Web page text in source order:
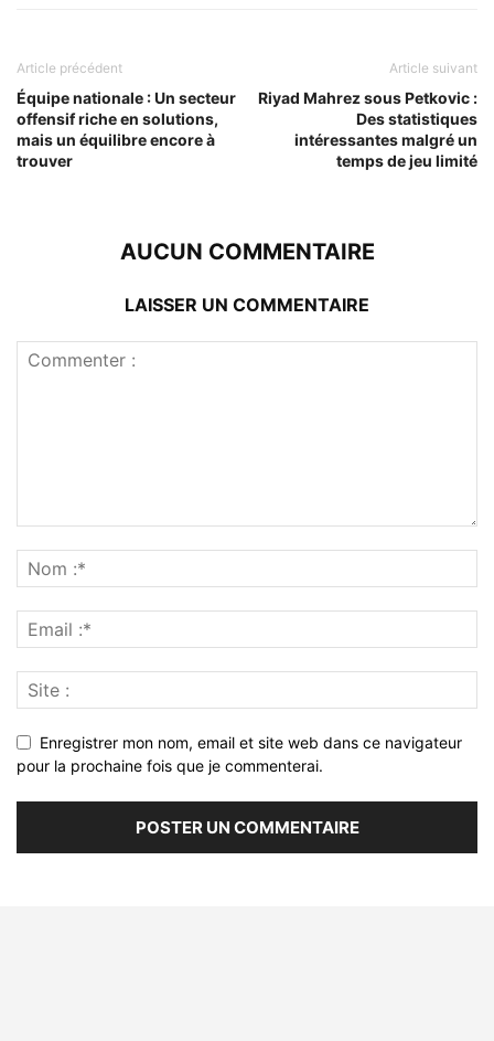
Article précédent
Équipe nationale : Un secteur
offensif riche en solutions,
mais un équilibre encore à
trouver
Article suivant
Riyad Mahrez sous Petkovic :
Des statistiques
intéressantes malgré un
temps de jeu limité
AUCUN COMMENTAIRE
LAISSER UN COMMENTAIRE
Enregistrer mon nom, email et site web dans ce navigateur
pour la prochaine fois que je commenterai.